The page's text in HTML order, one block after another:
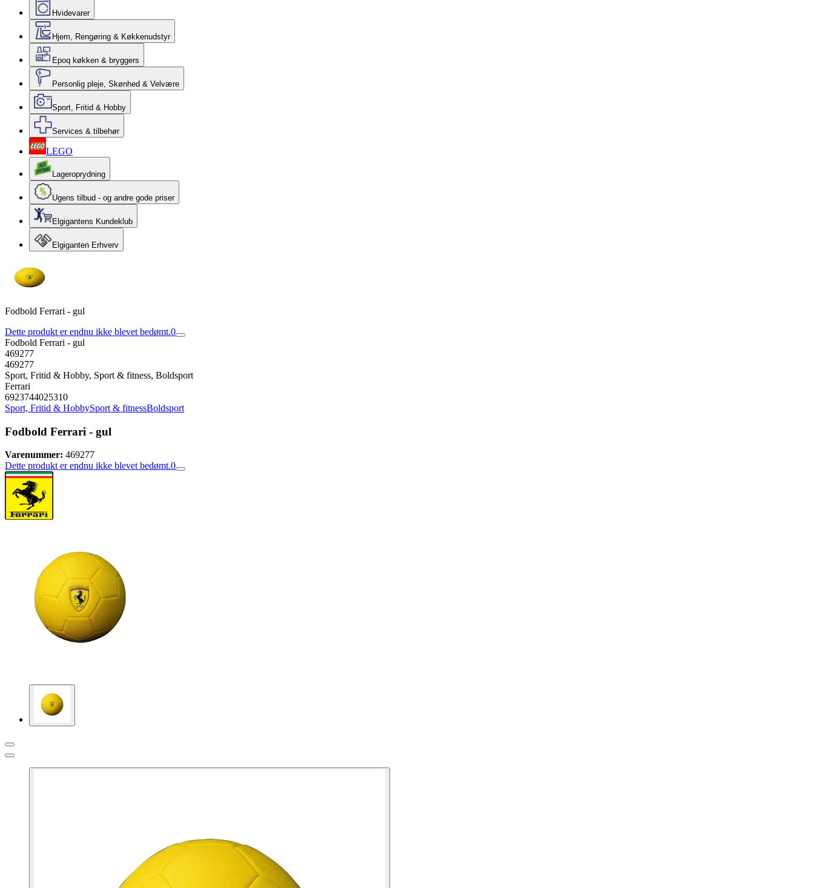
Hvidevarer
Hjem, Rengøring & Køkkenudstyr
Epoq køkken & bryggers
Personlig pleje, Skønhed & Velvære
Sport, Fritid & Hobby
Services & tilbehør
LEGO
Lageroprydning
Ugens tilbud - og andre gode priser
Elgigantens Kundeklub
Elgiganten Erhverv
Fodbold Ferrari - gul
Dette produkt er endnu ikke blevet bedømt.0
Fodbold Ferrari - gul
469277
469277
Sport, Fritid & Hobby, Sport & fitness, Boldsport
Ferrari
6923744025310
Sport, Fritid & HobbySport & fitnessBoldsport
Fodbold Ferrari - gul
Varenummer: 469277
Dette produkt er endnu ikke blevet bedømt.0